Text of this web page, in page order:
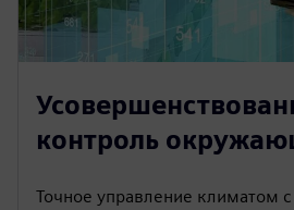
контроль
Точное управление климатом с